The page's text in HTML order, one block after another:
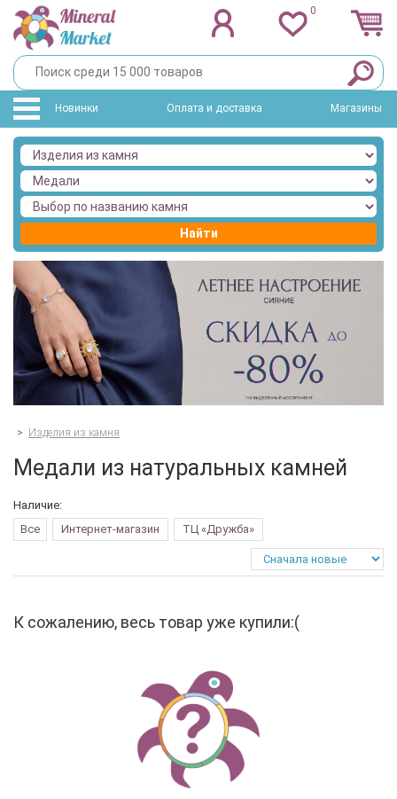
0
Новинки Оплата и доставка Магазины
Найти
> Изделия из камня
Медали из натуральных камней
Наличие:
Все
Интернет-магазин ТЦ «Дружба»
К сожалению, весь товар уже купили:(